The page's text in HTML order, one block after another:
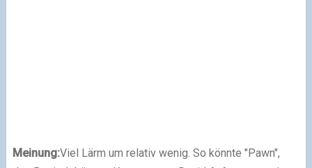
Meinung:Viel Lärm um relativ wenig. So könnte "Pawn",